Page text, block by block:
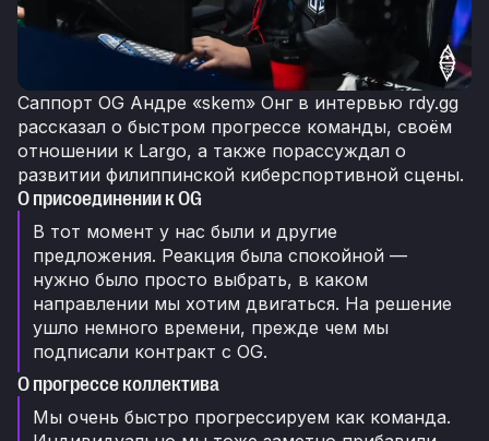
Саппорт OG Андре «skem» Онг в интервью rdy.gg
рассказал о быстром прогрессе команды, своём
отношении к Largo, а также порассуждал о
развитии филиппинской киберспортивной сцены.
О присоединении к OG
В тот момент у нас были и другие
предложения. Реакция была спокойной —
нужно было просто выбрать, в каком
направлении мы хотим двигаться. На решение
ушло немного времени, прежде чем мы
подписали контракт с OG.
О прогрессе коллектива
Мы очень быстро прогрессируем как команда.